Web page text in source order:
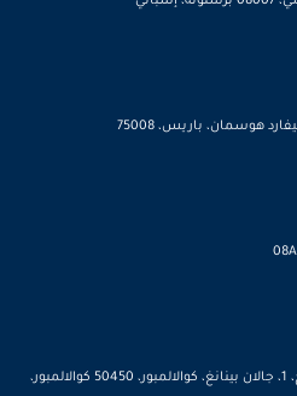
رقم 3273، الطابق 32، منارة بريستيج، 1، جالان بينانغ، كوالالمبور، 50450 كوالالمبور،